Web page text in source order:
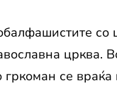
со
црква.
се враќа